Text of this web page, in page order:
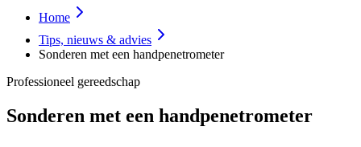
Home
Tips, nieuws & advies
Sonderen met een handpenetrometer
Professioneel gereedschap
Sonderen met een handpenetrometer